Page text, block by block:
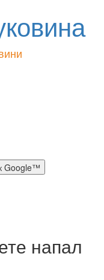
напал